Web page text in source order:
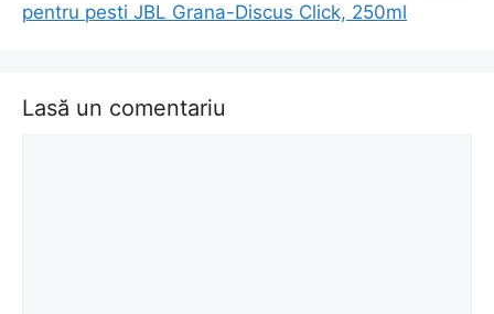
pentru pesti JBL Grana-Discus Click, 250ml
Lasă un comentariu